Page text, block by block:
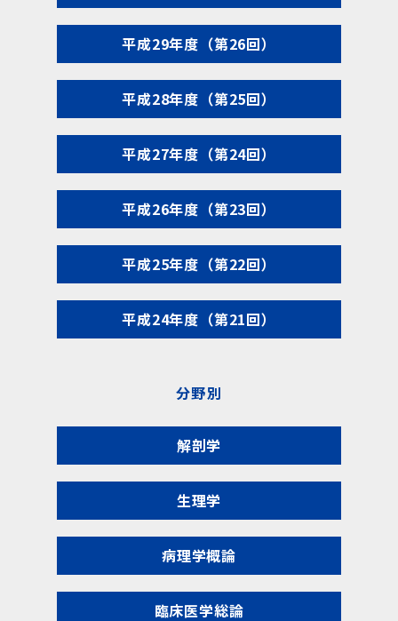
平成29年度（第26回）
平成28年度（第25回）
平成27年度（第24回）
平成26年度（第23回）
平成25年度（第22回）
平成24年度（第21回）
分野別
解剖学
生理学
病理学概論
臨床医学総論